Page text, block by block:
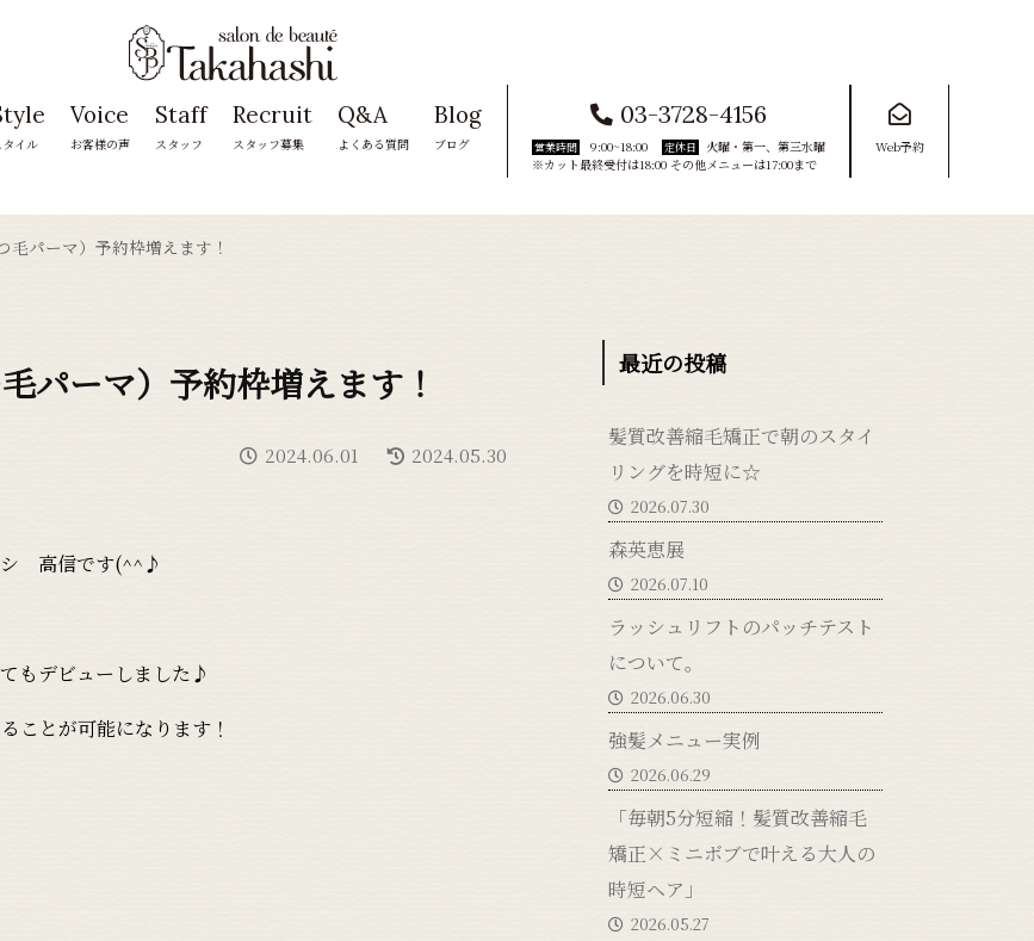
タイル
Voice
お客様の声
Staff
スタッフ
Recruit
スタッフ募集
Q&A
よくある質問
Blog
ブログ
03-3728-4156
営業時間 9:00~18:00 定休日
火曜・第一、第三水曜
※カット最終受付は18:00 その他メニューは17:00まで
Web予約
毛パーマ）予約枠増えます！
パーマ）予約枠増えます！
2024.06.01 2024.05.30
シ 高信です(^^♪
もデビューしました♪
ことが可能になります！
最近の投稿
髪質改善縮毛矯正で朝のスタイ
リングを時短に☆
2026.07.30
森英恵展
2026.07.10
ラッシュリフトのパッチテスト
について。
2026.06.30
強髪メニュー実例
2026.06.29
「毎朝5分短縮！髪質改善縮毛
矯正×ミニボブで叶える大人の
時短ヘア」
2026.05.27